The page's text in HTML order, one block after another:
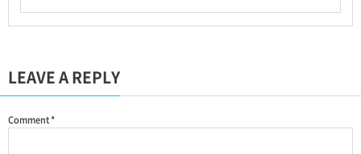
LEAVE A REPLY
Comment*